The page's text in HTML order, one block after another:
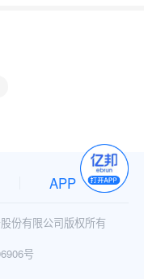
APP
份有限公司版权所有
号